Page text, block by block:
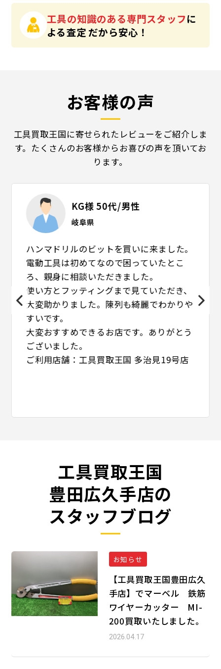
工具の知識のある専門スタッフに
よる査定 だから安心！
お客様の声
工具買取王国に寄せられたレビューをご紹介しま
す。 たくさんのお客様からお喜びの声を頂いてお
ります。
KG様 50代/男性
岐阜県
ハンマドリルのビットを買いに来ました。
電動工具は初めてなので困っていたとこ
ろ、親身に相談いただきました。
使い方とフッティングまで見ていただき、
大変助かりました。陳列も綺麗でわかりや
すいです。
大変おすすめできるお店です。ありがとう
ございました。
ご利用店舗：工具買取王国 多治見19号店
工具買取王国
豊田広久手店の
スタッフブログ
お知らせ
【工具買取王国豊田広久
手店】でマーベル 鉄筋
ワイヤーカッター MI-
200買取いたしました。
2026.04.17